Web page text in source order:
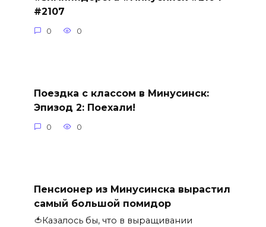
#2107
0 0
Поездка с классом в Минусинск:
Эпизод 2: Поехали!
0 0
Пенсионер из Минусинска вырастил
самый большой помидор
🍅Казалось бы, что в выращивании